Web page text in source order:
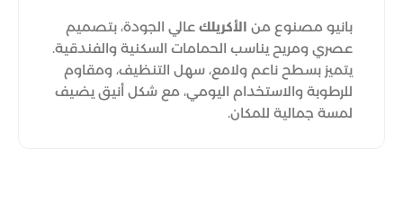
بانيو مصنوع من الأكريلك عالي الجودة، بتصميم
عصري ومريح يناسب الحمامات السكنية والفندقية.
يتميز بسطح ناعم ولامع، سهل التنظيف، ومقاوم
للرطوبة والاستخدام اليومي، مع شكل أنيق يضيف
لمسة جمالية للمكان.